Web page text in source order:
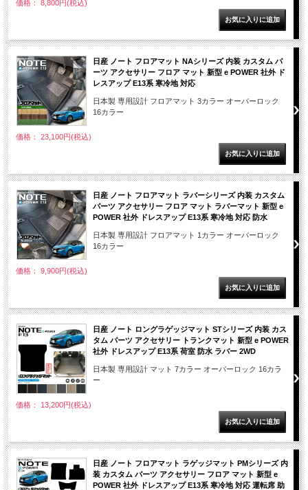
価格： 8,800円(税込)
日産 ノート フロアマット NAシリーズ 内装 カスタム パ
ーツ アクセサリー フロア マット 新型 e POWER 社外 ド
レスアップ E13系 寒冷地 対応
日本製 専用設計 フロアマット 3カラー オーバーロック
16カラー
価格： 23,100円(税込)
日産 ノート フロアマット ラバーシリーズ 内装 カスタム
パーツ アクセサリー フロア マット ラバーマット 新型 e
POWER 社外 ドレスアップ E13系 寒冷地 対応 防水
日本製 専用設計 フロアマット 1カラー オーバーロック
16カラー
価格： 9,900円(税込)
日産 ノート ロングラゲッジマット STシリーズ 内装 カス
タム パーツ アクセサリー トランクマット 新型 e POWER
社外 ドレスアップ E13系 荷室 防水 ラバー 2WD
日本製 専用設計 マット 7カラー オーバーロック 16カラ
ー
価格： 13,200円(税込)
日産 ノート フロアマット ラゲッジマット PMシリーズ 内
装 カスタム パーツ アクセサリー フロア マット 新型 e
POWER 社外 ドレスアップ E13系 寒冷地 対応 運転席 助